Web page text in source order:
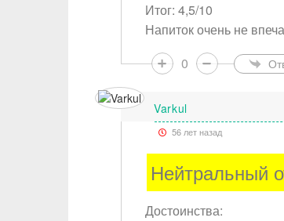
Итог: 4,5/10
Напиток очень не
0
Varkul
56 лет назад
Нейтральный
Достоинства: